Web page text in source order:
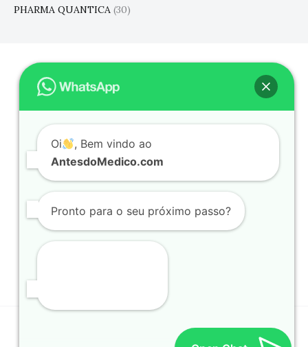
PHARMA QUANTICA (30)
A APRESENTADORA
EPISÓDIOS
PARTICIPAR
PRÓXIMO PASSO
Instagram @CharleneCicron
© 2026 ANTESDOMEDICO.COM | All Rights Reserved.
Oi
, Bem vindo ao
AntesdoMedico.com
Pronto para o seu próximo passo?